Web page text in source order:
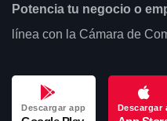
Potencia tu negocio o
línea con la Cámara de
Descargar app Descargar